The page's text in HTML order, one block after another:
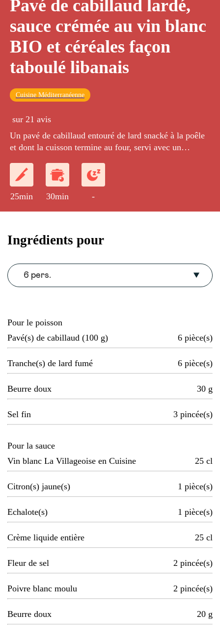
Pavé de cabillaud lardé,
sauce crémée au vin blanc
BIO et céréales façon
taboulé libanais
Cuisine Méditerranéenne
sur 21 avis
Un pavé de cabillaud entouré de lard snacké à la poêle
et dont la cuisson termine au four, servi avec un
taboulé libanais, avec des herbes fraîches.
25min 30min -
Ingrédients pour
6 pers.
Pour le poisson
Pavé(s) de cabillaud (100 g)
6 pièce(s)
Tranche(s) de lard fumé 6 pièce(s)
Beurre doux 30 g
Sel fin 3 pincée(s)
Pour la sauce
Vin blanc La Villageoise en Cuisine
25 cl
Citron(s) jaune(s) 1 pièce(s)
Echalote(s) 1 pièce(s)
Crème liquide entière 25 cl
Fleur de sel 2 pincée(s)
Poivre blanc moulu 2 pincée(s)
Beurre doux 20 g